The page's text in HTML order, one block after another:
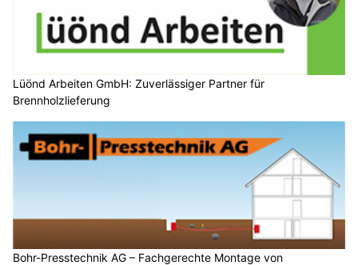
Lüönd Arbeiten GmbH: Zuverlässiger Partner für
Brennholzlieferung
Bohr-Presstechnik AG – Fachgerechte Montage von